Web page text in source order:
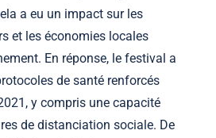
a eu un impact sur les
et les économies locales
En réponse, le festival a
de santé renforcés
y compris une capacité
de distanciation sociale. De